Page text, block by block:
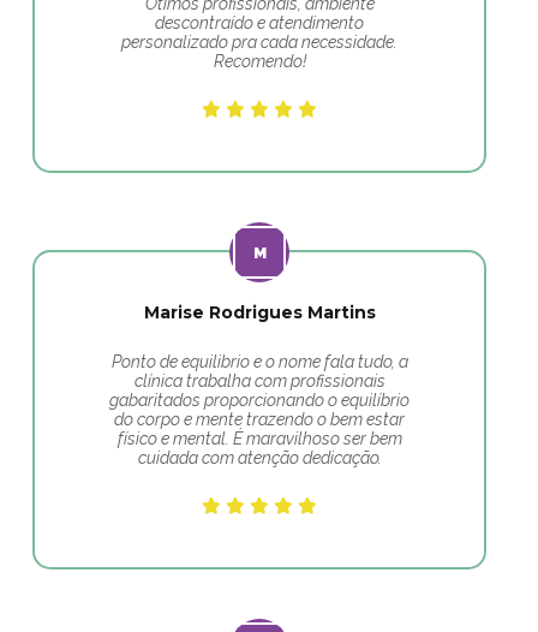
descontraído e atendimento
personalizado pra cada necessidade.
Recomendo!
Marise Rodrigues Martins
Ponto de equilibrio e o nome fala tudo, a
clínica trabalha com profissionais
gabaritados proporcionando o equilíbrio
do corpo e mente trazendo o bem estar
físico e mental. É maravilhoso ser bem
cuidada com atenção dedicação.